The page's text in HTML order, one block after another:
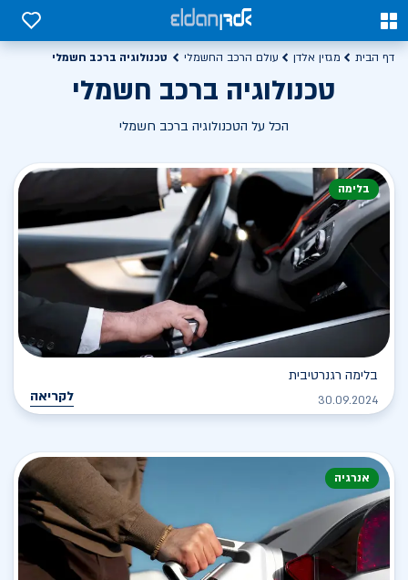
0
0
דף הבית מגזין אלדן עולם הרכב החשמלי טכנולוגיה ברכב חשמלי
טכנולוגיה ברכב חשמלי
הכל על הטכנולוגיה ברכב חשמלי
בלימה
בלימה רגנרטיבית
30.09.2024 לקריאה
אנרגיה